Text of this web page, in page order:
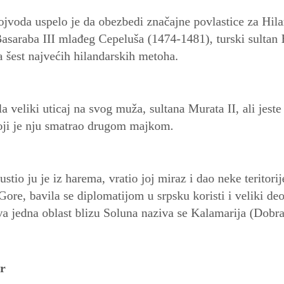
uspelo je da obezbedi značajne povlastice za
III mlađeg Cepeluša (1474-1481), turski sultan
šest najvećih hilandarskih metoha.
veliki uticaj na svog muža, sultana Murata II, ali jeste
je nju smatrao drugom majkom.
ju je iz harema, vratio joj miraz i dao neke
bavila se diplomatijom u srpsku koristi i veliki
jedna oblast blizu Soluna naziva se Kalamarija